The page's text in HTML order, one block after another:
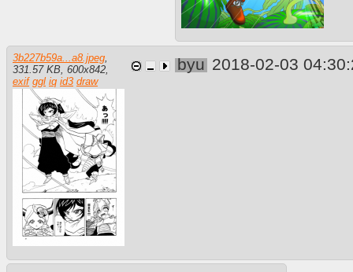
3b227b59a...a8.jpeg,
331.57 KB, 600x842,
exif ggl iq id3 draw
byu 2018-02-03